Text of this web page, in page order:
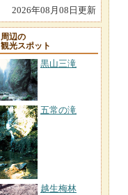
2026年08月08日更新
周辺の
観光スポット
黒山三滝
五常の滝
越生梅林